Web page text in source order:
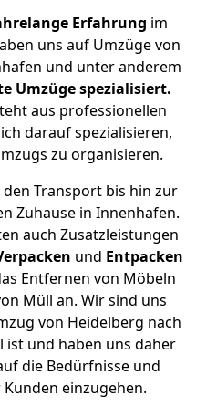
Erfahrung im
uns auf Umzüge von
und unter anderem
Umzüge spezialisiert.
aus professionellen
darauf spezialisieren,
zu organisieren.
Transport bis hin zur
Zuhause in Innenhafen.
auch Zusatzleistungen
und Entpacken
Entfernen von Möbeln
Müll an. Wir sind uns
von Heidelberg nach
und haben uns daher
die Bedürfnisse und
einzugehen.